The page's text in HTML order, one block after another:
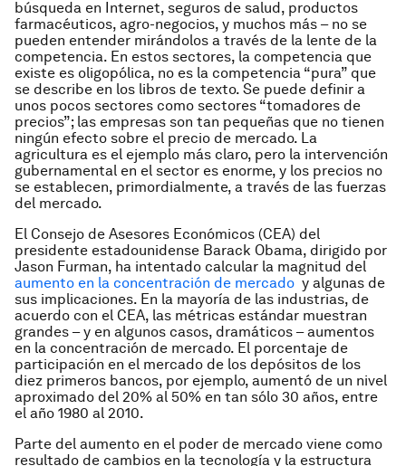
búsqueda en Internet, seguros de salud, productos
farmacéuticos, agro-negocios, y muchos más – no se
pueden entender mirándolos a través de la lente de la
competencia. En estos sectores, la competencia que
existe es oligopólica, no es la competencia “pura” que
se describe en los libros de texto. Se puede definir a
unos pocos sectores como sectores “tomadores de
precios”; las empresas son tan pequeñas que no tienen
ningún efecto sobre el precio de mercado. La
agricultura es el ejemplo más claro, pero la intervención
gubernamental en el sector es enorme, y los precios no
se establecen, primordialmente, a través de las fuerzas
del mercado.
El Consejo de Asesores Económicos (CEA) del
presidente estadounidense Barack Obama, dirigido por
Jason Furman, ha intentado calcular la magnitud del
aumento en la concentración de mercado y algunas de
sus implicaciones. En la mayoría de las industrias, de
acuerdo con el CEA, las métricas estándar muestran
grandes – y en algunos casos, dramáticos – aumentos
en la concentración de mercado. El porcentaje de
participación en el mercado de los depósitos de los
diez primeros bancos, por ejemplo, aumentó de un nivel
aproximado del 20% al 50% en tan sólo 30 años, entre
el año 1980 al 2010.
Parte del aumento en el poder de mercado viene como
resultado de cambios en la tecnología y la estructura